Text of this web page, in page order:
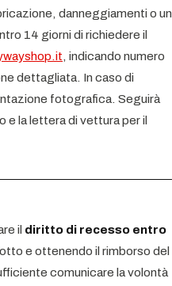
danneggiamenti o un
14 giorni di richiedere il
, indicando numero
dettagliata. In caso di
fotografica. Seguirà
e la lettera di vettura per il
il diritto di recesso entro
e ottenendo il rimborso del
comunicare la volontà